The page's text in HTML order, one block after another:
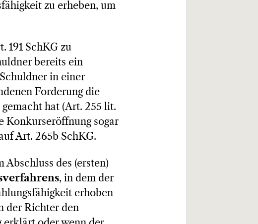
zu erheben, um
191 SchKG zu
bereits ein
in einer
Forderung die
hat (Art. 255 lit.
Konkurseröffnung sogar
Art. 265b SchKG.
Abschluss des (ersten)
, in dem der
erhoben
der Richter den